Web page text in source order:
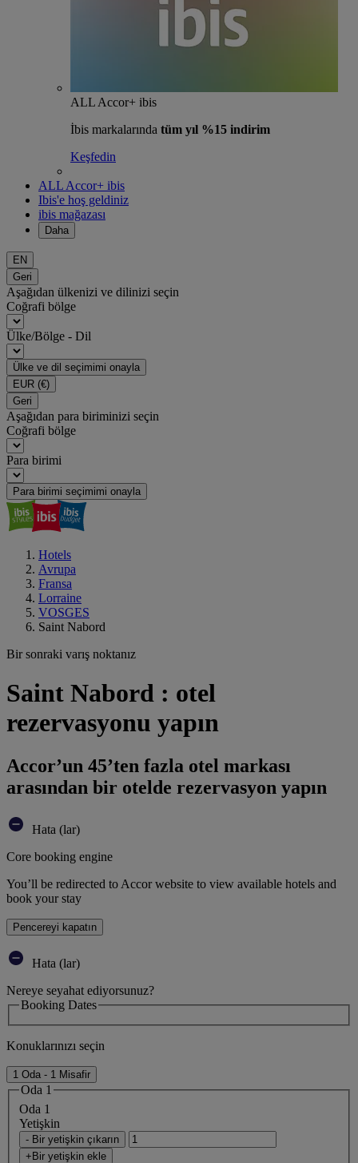
ALL Accor+ ibis
İbis markalarında tüm yıl %15 indirim
Keşfedin
ALL Accor+ ibis
Ibis'e hoş geldiniz
ibis mağazası
Daha
EN
Geri
Aşağıdan ülkenizi ve dilinizi seçin
Coğrafi bölge
Ülke/Bölge - Dil
Ülke ve dil seçimimi onayla
EUR (€)
Geri
Aşağıdan para biriminizi seçin
Coğrafi bölge
Para birimi
Para birimi seçimimi onayla
Hotels
Avrupa
Fransa
Lorraine
VOSGES
Saint Nabord
Bir sonraki varış noktanız
Saint Nabord : otel
rezervasyonu yapın
Accor’un 45’ten fazla otel markası
arasından bir otelde rezervasyon yapın
Hata (lar)
Core booking engine
You’ll be redirected to Accor website to view available hotels and
book your stay
Pencereyi kapatın
Hata (lar)
Nereye seyahat ediyorsunuz?
Booking Dates
Konuklarınızı seçin
1 Oda - 1 Misafir
Oda 1
Oda 1
Yetişkin
- Bir yetişkin çıkarın
+Bir yetişkin ekle